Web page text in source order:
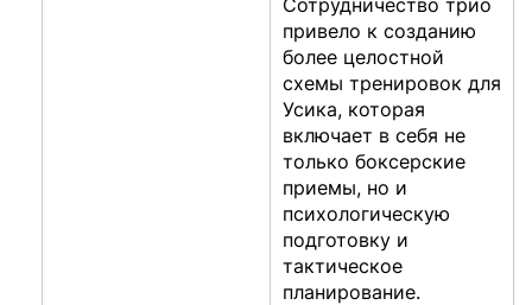
привело к созданию
более целостной
схемы тренировок для
Усика, которая
включает в себя не
только боксерские
приемы, но и
психологическую
подготовку и
тактическое
планирование.